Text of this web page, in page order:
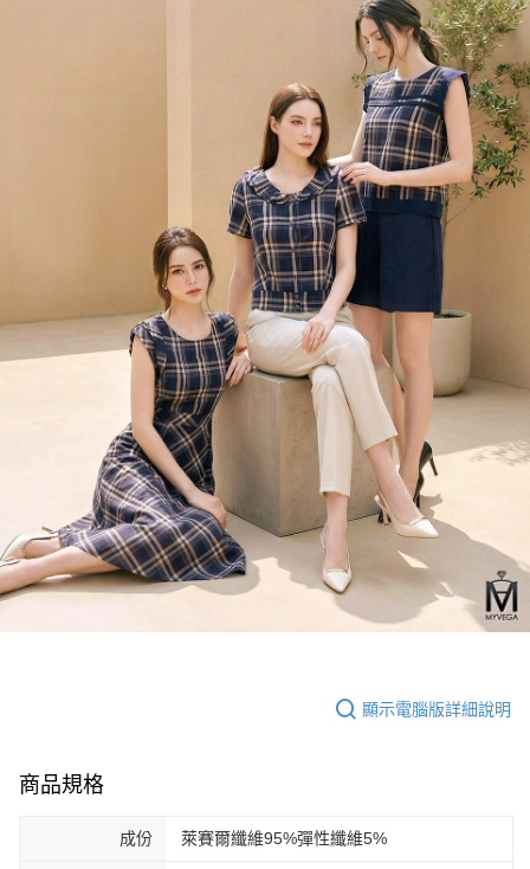
顯示電腦版詳細說明
商品規格
成份 萊賽爾纖維95%彈性纖維5%